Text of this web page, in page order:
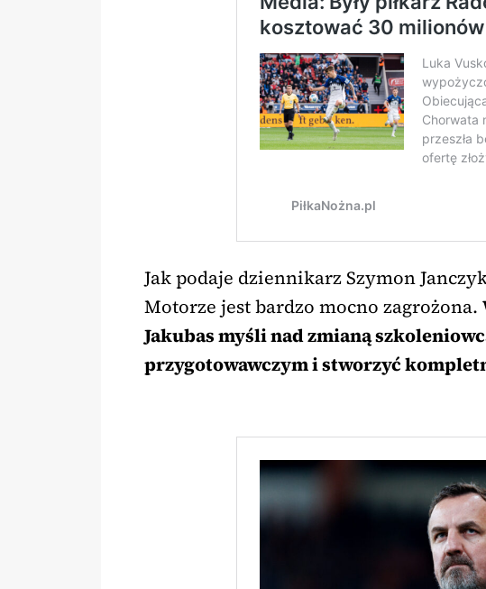
Jak podaje dziennikarz Szymon
Motorze jest bardzo mocno zagrożona.
Jakubas myśli nad zmianą
przygotowawczym i stworzyć